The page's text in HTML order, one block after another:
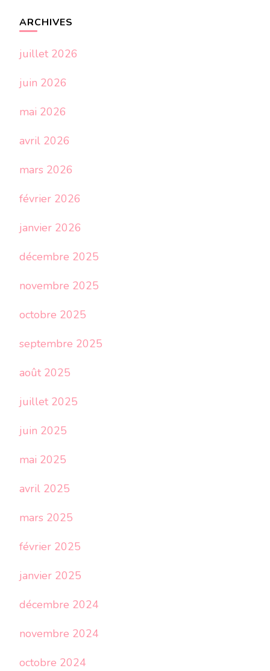
ARCHIVES
juillet 2026
juin 2026
mai 2026
avril 2026
mars 2026
février 2026
janvier 2026
décembre 2025
novembre 2025
octobre 2025
septembre 2025
août 2025
juillet 2025
juin 2025
mai 2025
avril 2025
mars 2025
février 2025
janvier 2025
décembre 2024
novembre 2024
octobre 2024